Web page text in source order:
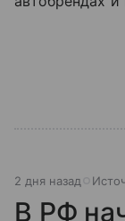
2 дня назад
В РФ